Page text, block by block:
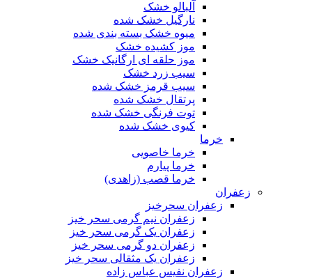
آلبالو خشک
نارگیل خشک شده
میوه خشک بسته بندی شده
موز کشیده خشک
موز حلقه ای ارگانیک خشک
سیب زرد خشک
سیب قرمز خشک شده
پرتقال خشک شده
توت فرنگی خشک شده
کیوی خشک شده
خرما
خرما خاصویی
خرما پیارم
خرما قصب (زاهدی)
زعفران
زعفران سحرخیز
زعفران نیم گرمی سحر خیز
زعفران یک گرمی سحر خیز
زعفران دو گرمی سحر خیز
زعفران یک مثقالی سحر خیز
زعفران نفیس عباس زاده